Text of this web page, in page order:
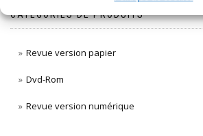
CATÉGORIES DE PRODUITS
Revue version papier
Dvd-Rom
Revue version numérique